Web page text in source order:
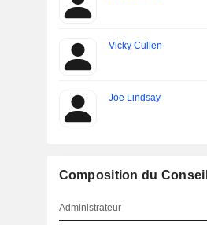
Vicky Cullen
Joe Lindsay
Composition du
Administrateur